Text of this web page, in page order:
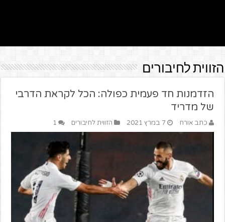
הזווית לחיבורים
הזדמנות חד פעמית כפולה: הכל לקראת הדרבי
של מדריד
כתב אורח 7 במרץ 2021 הזווית לחיבורים 1